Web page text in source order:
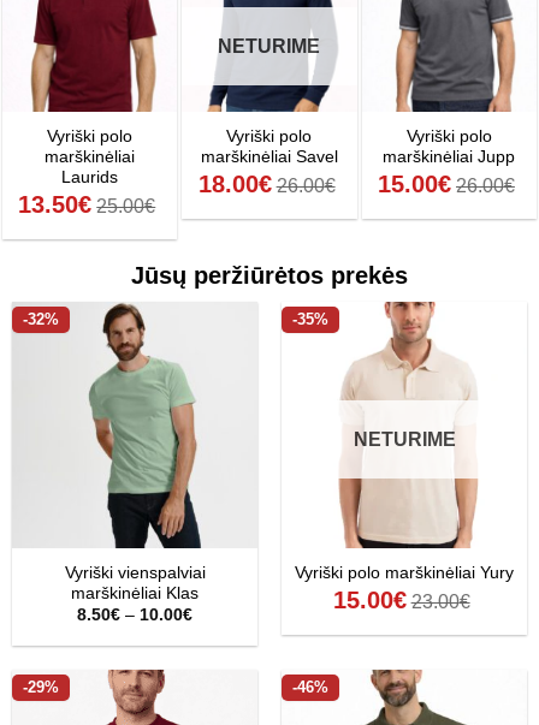
Vyriški polo
marškinėliai
Laurids
13.50€ 25.00€
NETURIME
Vyriški polo
marškinėliai Savel
18.00€ 26.00€
Vyriški polo
marškinėliai Jupp
15.00€ 26.00€
Jūsų peržiūrėtos prekės
-32%
Vyriški vienspalviai
marškinėliai Klas
8.50€ – 10.00€Price
8.50€
-35%
NETURIME
Vyriški polo marškinėliai Yury
15.00€ 23.00€
-29% -46%